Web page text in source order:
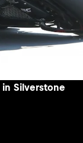
Silverstone